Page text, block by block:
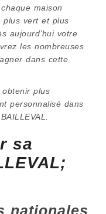
maison
plus vert et plus
aujourd’hui votre
les nombreuses
dans cette
obtenir plus
personnalisé dans
sa
nationales